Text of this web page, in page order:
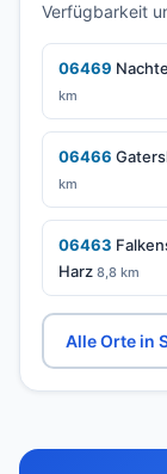
Verfügbarkeit
06469
km
06466
km
06463
Harz 8,8 km
Alle Orte in